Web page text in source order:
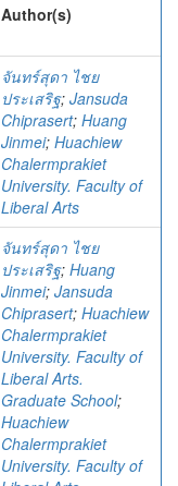
Author(s)
จันทร์สุดา ไชย
ประเสริฐ; Jansuda
Chiprasert; Huang
Jinmei; Huachiew
Chalermprakiet
University. Faculty of
Liberal Arts
จันทร์สุดา ไชย
ประเสริฐ; Huang
Jinmei; Jansuda
Chiprasert; Huachiew
Chalermprakiet
University. Faculty of
Liberal Arts.
Graduate School;
Huachiew
Chalermprakiet
University. Faculty of